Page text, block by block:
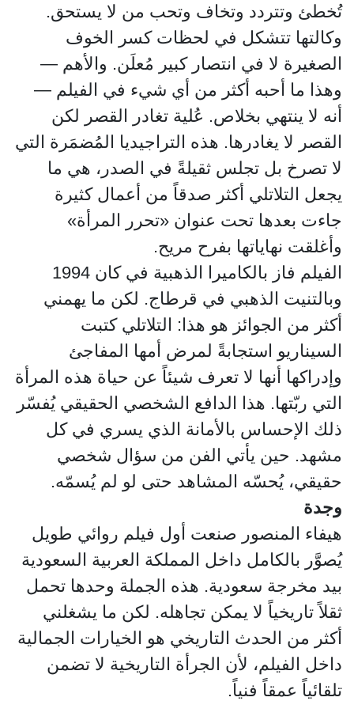
تُخطئ وتتردد وتخاف وتحب من لا يستحق.
وكالتها تتشكل في لحظات كسر الخوف
الصغيرة لا في انتصار كبير مُعلَن. والأهم —
وهذا ما أحبه أكثر من أي شيء في الفيلم —
أنه لا ينتهي بخلاص. عُلية تغادر القصر لكن
القصر لا يغادرها. هذه التراجيديا المُضمَرة التي
لا تصرخ بل تجلس ثقيلةً في الصدر، هي ما
يجعل التلاتلي أكثر صدقاً من أعمال كثيرة
جاءت بعدها تحت عنوان «تحرر المرأة»
وأغلقت نهاياتها بفرح مريح.
الفيلم فاز بالكاميرا الذهبية في كان 1994
وبالتنيت الذهبي في قرطاج. لكن ما يهمني
أكثر من الجوائز هو هذا: التلاتلي كتبت
السيناريو استجابةً لمرض أمها المفاجئ
وإدراكها أنها لا تعرف شيئاً عن حياة هذه المرأة
التي ربّتها. هذا الدافع الشخصي الحقيقي يُفسّر
ذلك الإحساس بالأمانة الذي يسري في كل
مشهد. حين يأتي الفن من سؤال شخصي
حقيقي، يُحسّه المشاهد حتى لو لم يُسمّه.
وجدة
هيفاء المنصور صنعت أول فيلم روائي طويل
يُصوَّر بالكامل داخل المملكة العربية السعودية
بيد مخرجة سعودية. هذه الجملة وحدها تحمل
ثقلاً تاريخياً لا يمكن تجاهله. لكن ما يشغلني
أكثر من الحدث التاريخي هو الخيارات الجمالية
داخل الفيلم، لأن الجرأة التاريخية لا تضمن
تلقائياً عمقاً فنياً.